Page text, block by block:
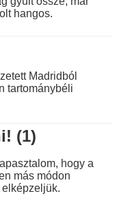
hangos.
Madridból
tartománybéli
(1)
hogy a
más módon